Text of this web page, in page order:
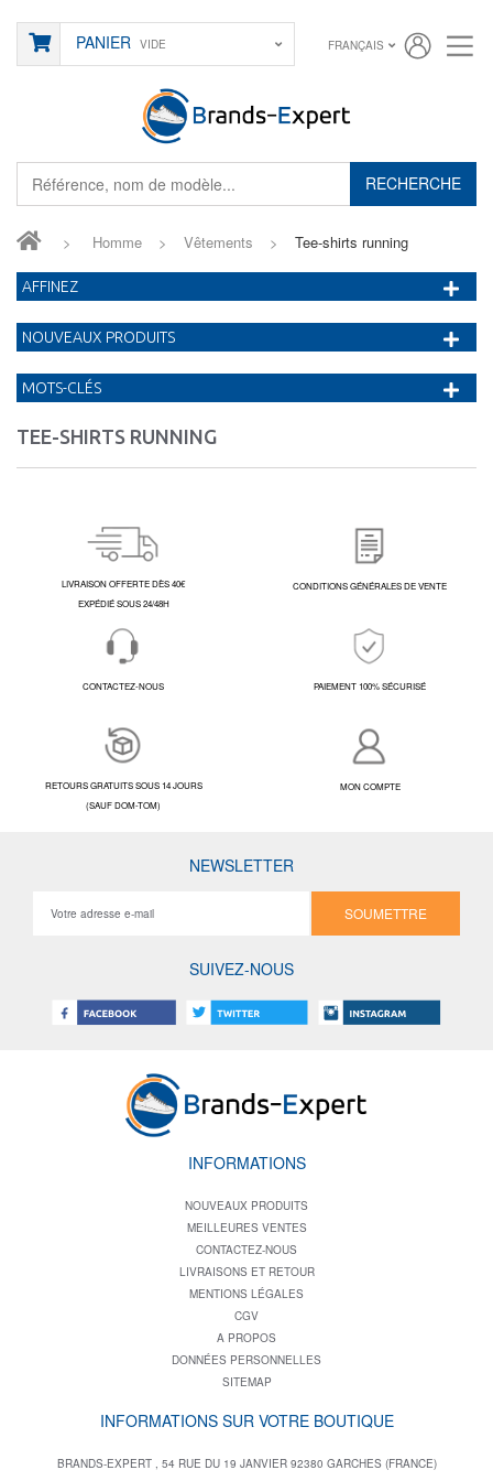
RECHERCHE
PANIER VIDE FRANÇAIS
> Homme > Vêtements > Tee-shirts running
TEE-SHIRTS RUNNING
AFFINEZ
NOUVEAUX PRODUITS
MOTS-CLÉS
LIVRAISON OFFERTE DÈS 40€
EXPÉDIÉ SOUS 24/48H
CONDITIONS GÉNÉRALES DE VENTE
CONTACTEZ-NOUS PAIEMENT 100% SÉCURISÉ
RETOURS GRATUITS SOUS 14 JOURS
(SAUF DOM-TOM)
MON COMPTE
NEWSLETTER
SOUMETTRE
SUIVEZ-NOUS
INFORMATIONS
NOUVEAUX PRODUITS
MEILLEURES VENTES
CONTACTEZ-NOUS
LIVRAISONS ET RETOUR
MENTIONS LÉGALES
CGV
A PROPOS
DONNÉES PERSONNELLES
SITEMAP
INFORMATIONS SUR VOTRE BOUTIQUE
BRANDS-EXPERT , 54 RUE DU 19 JANVIER 92380 GARCHES (FRANCE)